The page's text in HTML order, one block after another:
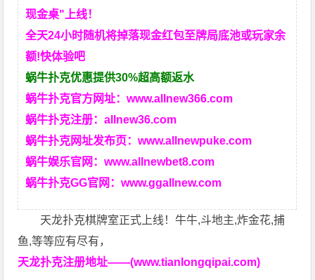
现金桌"上线！
全天24小时随机将掉落现金红包至牌局底池或玩家余
额!快体验吧
蜗牛扑克优惠提供30%超高额返水
蜗牛扑克官方网址：www.allnew366.com
蜗牛扑克注册：allnew36.com
蜗牛扑克网址发布页：www.allnewpuke.com
蜗牛娱乐官网：www.allnewbet8.com
蜗牛扑克GG官网：www.ggallnew.com
天龙扑克棋牌室正式上线！牛牛,斗地主,炸金花,捕
鱼,等等应有尽有，
天龙扑克注册地址——(www.tianlongqipai.com)